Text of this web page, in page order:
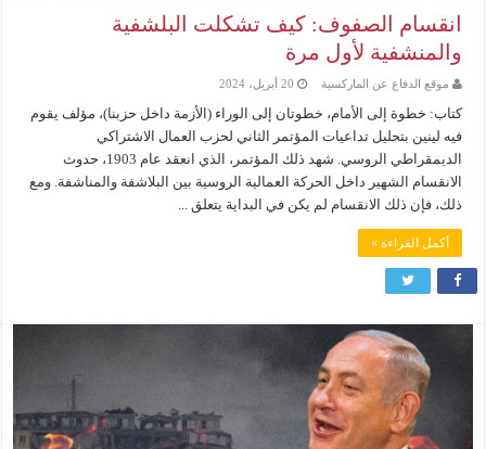
انقسام الصفوف: كيف تشكلت البلشفية
والمنشفية لأول مرة
موقع الدفاع عن الماركسية 20 أبريل، 2024
كتاب: خطوة إلى الأمام، خطوتان إلى الوراء (الأزمة داخل حزبنا)، مؤلف يقوم
فيه لينين بتحليل تداعيات المؤتمر الثاني لحزب العمال الاشتراكي
الديمقراطي الروسي. شهد ذلك المؤتمر، الذي انعقد عام 1903، حدوث
الانقسام الشهير داخل الحركة العمالية الروسية بين البلاشفة والمناشفة. ومع
ذلك، فإن ذلك الانقسام لم يكن في البداية يتعلق ...
أكمل القراءة »